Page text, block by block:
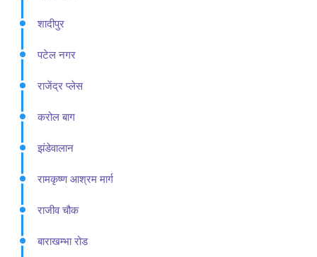
शादीपुर
पटेल नगर
राजेंद्र प्लेस
करोल बाग
झंडेवालान
रामकृष्ण आश्रम मार्ग
राजीव चौक
बाराखम्भा रोड